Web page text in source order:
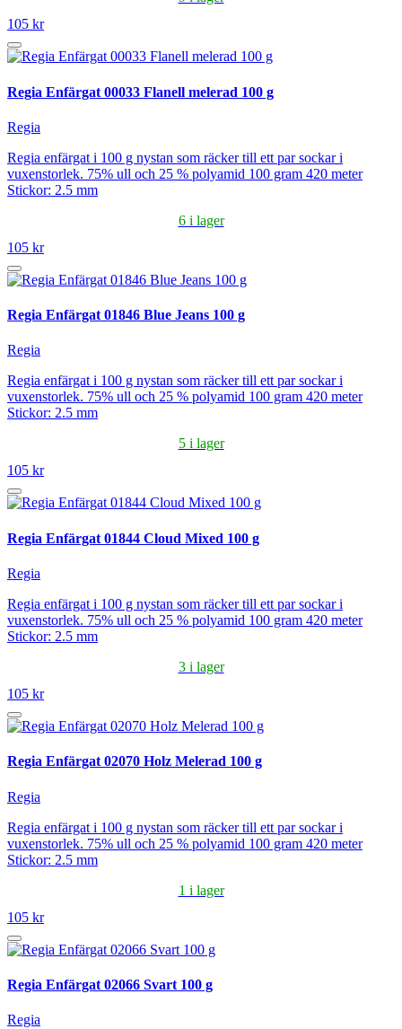
105 kr
Regia Enfärgat 00033 Flanell melerad 100 g
Regia
Regia enfärgat i 100 g nystan som räcker till ett par sockar i
vuxenstorlek. 75% ull och 25 % polyamid 100 gram 420 meter
Stickor: 2.5 mm
6 i lager
105 kr
Regia Enfärgat 01846 Blue Jeans 100 g
Regia
Regia enfärgat i 100 g nystan som räcker till ett par sockar i
vuxenstorlek. 75% ull och 25 % polyamid 100 gram 420 meter
Stickor: 2.5 mm
5 i lager
105 kr
Regia Enfärgat 01844 Cloud Mixed 100 g
Regia
Regia enfärgat i 100 g nystan som räcker till ett par sockar i
vuxenstorlek. 75% ull och 25 % polyamid 100 gram 420 meter
Stickor: 2.5 mm
3 i lager
105 kr
Regia Enfärgat 02070 Holz Melerad 100 g
Regia
Regia enfärgat i 100 g nystan som räcker till ett par sockar i
vuxenstorlek. 75% ull och 25 % polyamid 100 gram 420 meter
Stickor: 2.5 mm
1 i lager
105 kr
Regia Enfärgat 02066 Svart 100 g
Regia